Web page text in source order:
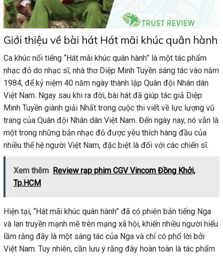
Giới thiệu về bài hát Hát mãi khúc quân hành
Ca khúc nổi tiếng “Hát mãi khúc quân hành” là một tác phẩm
nhạc đỏ do nhạc sĩ, nhà thơ Diệp Minh Tuyền sáng tác vào năm
1984, để kỷ niệm 40 năm ngày thành lập Quân đội Nhân dân
Việt Nam. Ngay sau khi ra đời, bài hát đã giúp tác giả Diệp
Minh Tuyền giành giải Nhất trong cuộc thi viết về lực lượng vũ
trang của Quân đội Nhân dân Việt Nam. Đến ngày nay, nó vẫn là
một trong những bản nhạc đỏ được yêu thích hàng đầu của
nhiều thế hệ người Việt Nam, đặc biệt là đối với các chiến sĩ.
Xem thêm Review rạp phim CGV Vincom Đồng Khởi,
Tp.HCM
Hiện tại, “Hát mãi khúc quân hành” đã có phiên bản tiếng Nga
và lan truyền mạnh mẽ trên mạng xã hội, khiến nhiều người hiểu
lầm rằng đây là một sáng tác của Nga và chỉ có phổ lời bởi
Việt Nam. Tuy nhiên, cần lưu ý rằng đây hoàn toàn là tác phẩm